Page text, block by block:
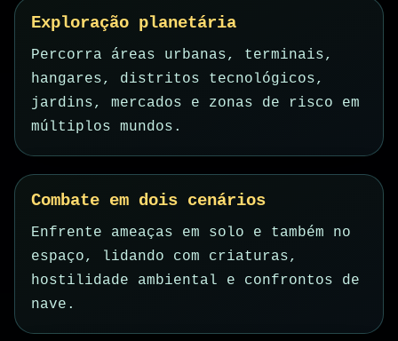
Exploração planetária
Percorra áreas urbanas, terminais,
hangares, distritos tecnológicos,
jardins, mercados e zonas de risco em
múltiplos mundos.
Combate em dois cenários
Enfrente ameaças em solo e também no
espaço, lidando com criaturas,
hostilidade ambiental e confrontos de
nave.